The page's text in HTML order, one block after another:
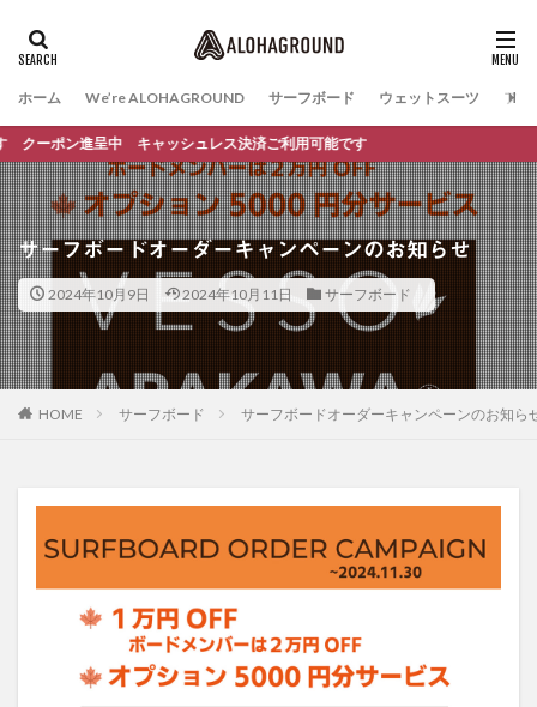
ホーム We’re ALOHAGROUND サーフボード ウェットスーツ ファ
中 キャッシュレス決済ご利用可能です
サーフボードオーダーキャンペーンのお知らせ
2024年10月9日 2024年10月11日 サーフボード
HOME サーフボード サーフボードオーダーキャンペーンのお知ら